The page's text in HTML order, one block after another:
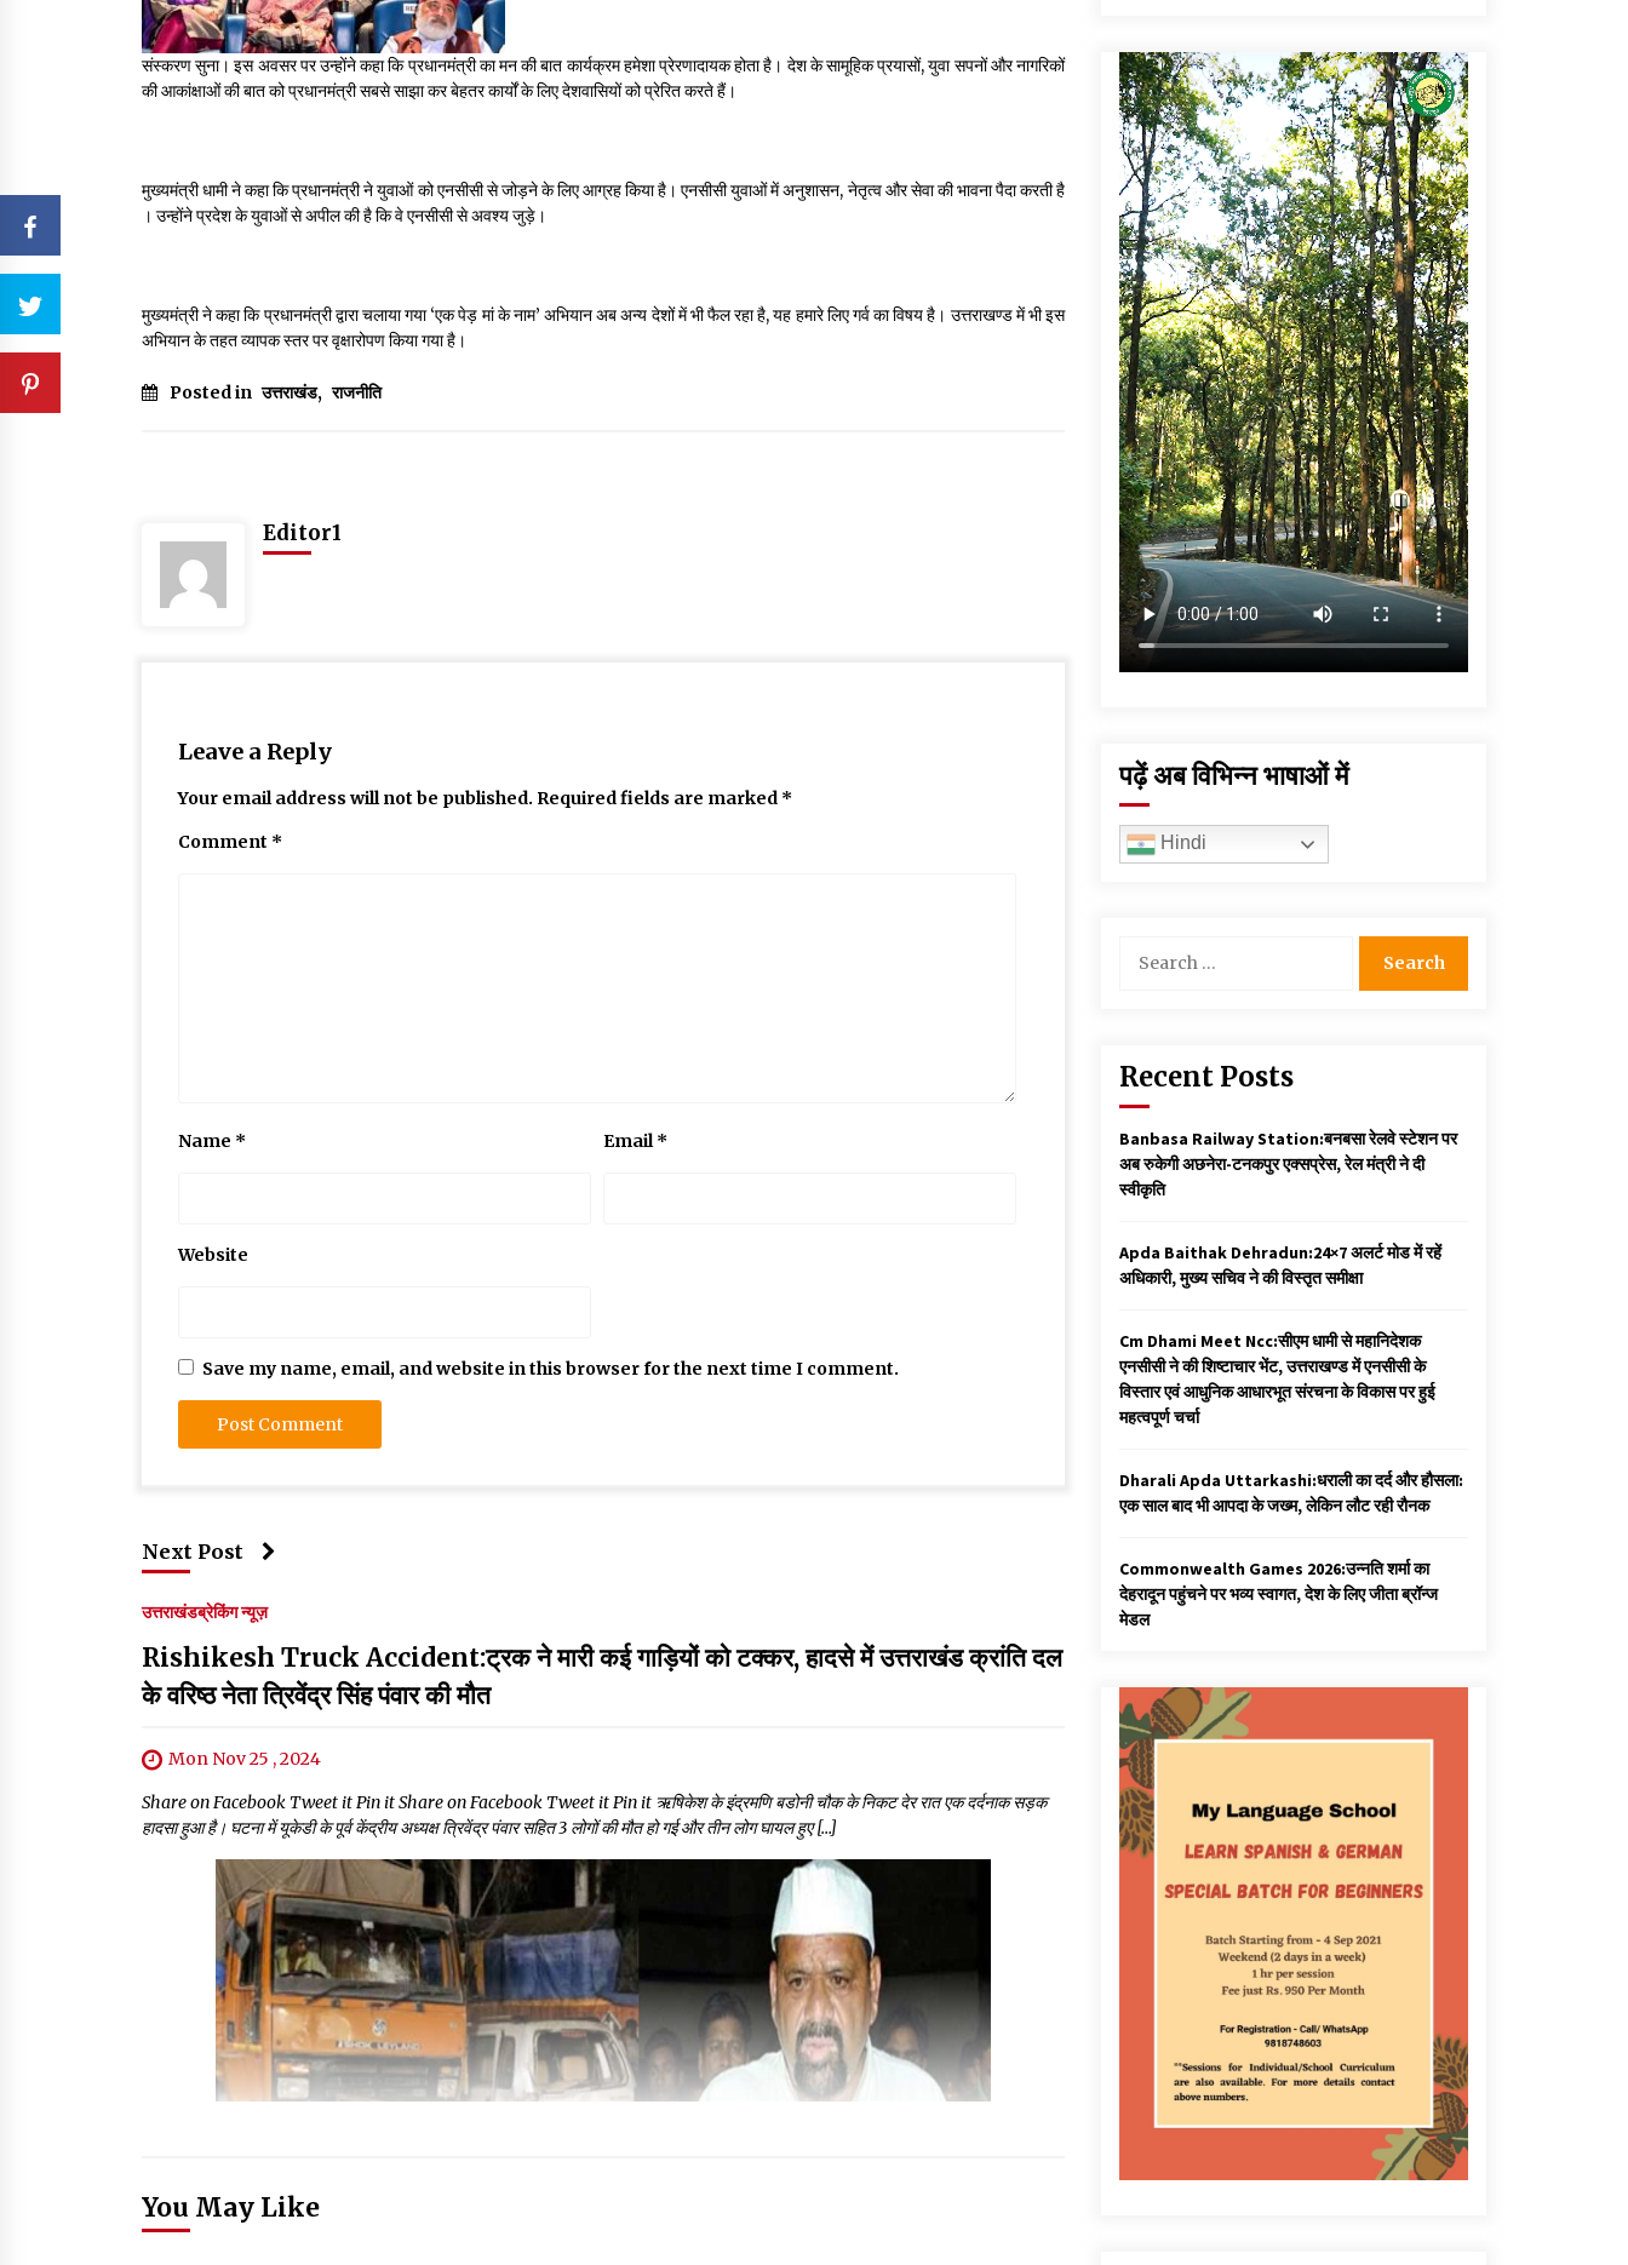
संस्करण सुना। इस अवसर पर उन्होंने कहा कि प्रधानमंत्री का मन की बात कार्यक्रम हमेशा प्रेरणादायक होता है। देश के सामूहिक प्रयासों, युवा सपनों और नागरिकों
की आकांक्षाओं की बात को प्रधानमंत्री सबसे साझा कर बेहतर कार्यों के लिए देशवासियों को प्रेरित करते हैं।
मुख्यमंत्री धामी ने कहा कि प्रधानमंत्री ने युवाओं को एनसीसी से जोड़ने के लिए आग्रह किया है। एनसीसी युवाओं में अनुशासन, नेतृत्व और सेवा की भावना पैदा करती है
। उन्होंने प्रदेश के युवाओं से अपील की है कि वे एनसीसी से अवश्य जुड़े।
मुख्यमंत्री ने कहा कि प्रधानमंत्री द्वारा चलाया गया ‘एक पेड़ मां के नाम’ अभियान अब अन्य देशों में भी फैल रहा है, यह हमारे लिए गर्व का विषय है। उत्तराखण्ड में भी इस
अभियान के तहत व्यापक स्तर पर वृक्षारोपण किया गया है।
Posted in उत्तराखंड, राजनीति
Editor1
Leave a Reply
Your email address will not be published. Required fields are marked *
Comment *
Name * Email*
Website
Save my name, email, and website in this browser for the next time I comment.
Next Post
उत्तराखंडब्रेकिंग न्यूज़
Rishikesh Truck Accident:ट्रक ने मारी कई गाड़ियों को टक्कर, हादसे में उत्तराखंड क्रांति दल
के वरिष्ठ नेता त्रिवेंद्र सिंह पंवार की मौत
Mon Nov 25 , 2024
Share on Facebook Tweet it Pin it Share on Facebook Tweet it Pin it ऋषिकेश के इंद्रमणि बडोनी चौक के निकट देर रात एक दर्दनाक सड़क
हादसा हुआ है। घटना में यूकेडी के पूर्व केंद्रीय अध्यक्ष त्रिवेंद्र पंवार सहित 3 लोगों की मौत हो गई और तीन लोग घायल हुए […]
You May Like
पढ़ें अब विभिन्न भाषाओं में
Hindi
for:
Recent Posts
Banbasa Railway Station:बनबसा रेलवे स्टेशन पर
अब रुकेगी अछनेरा-टनकपुर एक्सप्रेस, रेल मंत्री ने दी
स्वीकृति
Apda Baithak Dehradun:24×7 अलर्ट मोड में रहें
अधिकारी, मुख्य सचिव ने की विस्तृत समीक्षा
Cm Dhami Meet Ncc:सीएम धामी से महानिदेशक
एनसीसी ने की शिष्टाचार भेंट, उत्तराखण्ड में एनसीसी के
विस्तार एवं आधुनिक आधारभूत संरचना के विकास पर हुई
महत्वपूर्ण चर्चा
Dharali Apda Uttarkashi:धराली का दर्द और हौसला:
एक साल बाद भी आपदा के जख्म, लेकिन लौट रही रौनक
Commonwealth Games 2026:उन्नति शर्मा का
देहरादून पहुंचने पर भव्य स्वागत, देश के लिए जीता ब्रॉन्ज
मेडल